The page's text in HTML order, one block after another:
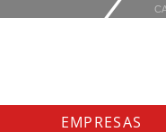
EMPRESAS